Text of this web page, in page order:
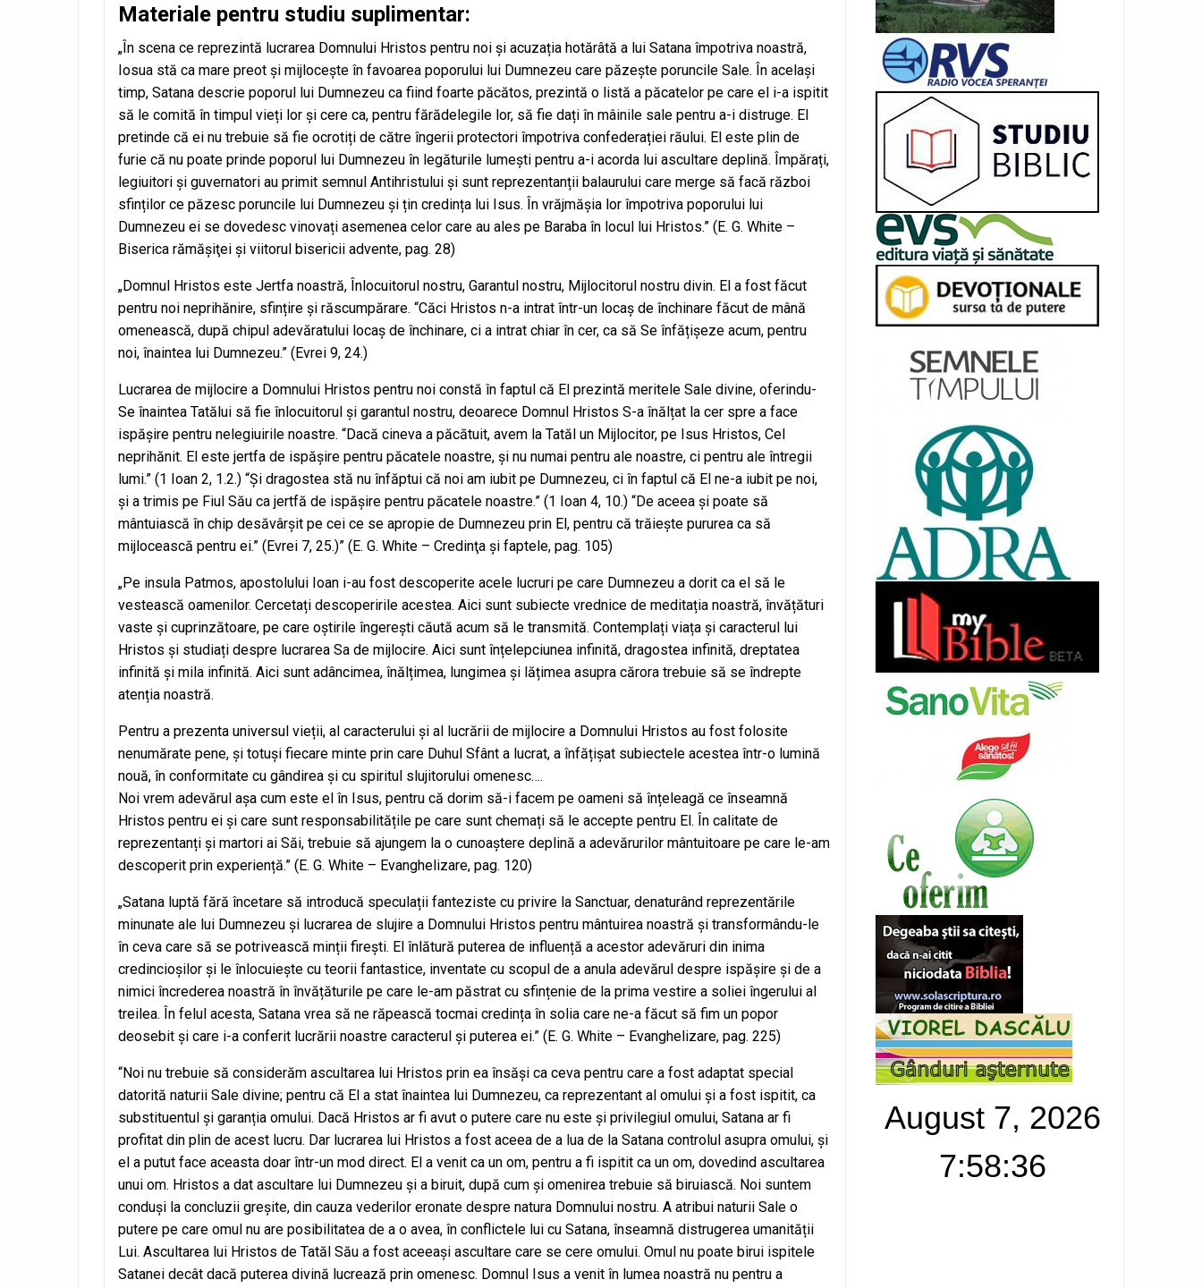
Materiale pentru studiu suplimentar:
„În scena ce reprezintă lucrarea Domnului Hristos pentru noi și acuzația hotărâtă a lui Satana împotriva noastră,
Iosua stă ca mare preot și mijlocește în favoarea poporului lui Dumnezeu care păzește poruncile Sale. În același
timp, Satana descrie poporul lui Dumnezeu ca fiind foarte păcătos, prezintă o listă a păcatelor pe care el i-a ispitit
să le comită în timpul vieți lor și cere ca, pentru fărădelegile lor, să fie dați în mâinile sale pentru a-i distruge. El
pretinde că ei nu trebuie să fie ocrotiți de către îngerii protectori împotriva confederației răului. El este plin de
furie că nu poate prinde poporul lui Dumnezeu în legăturile lumești pentru a-i acorda lui ascultare deplină. Împărați,
legiuitori și guvernatori au primit semnul Antihristului și sunt reprezentanții balaurului care merge să facă război
sfinților ce păzesc poruncile lui Dumnezeu și țin credința lui Isus. În vrăjmășia lor împotriva poporului lui
Dumnezeu ei se dovedesc vinovați asemenea celor care au ales pe Baraba în locul lui Hristos.” (E. G. White –
Biserica rămăşiţei şi viitorul bisericii advente, pag. 28)
„Domnul Hristos este Jertfa noastră, Înlocuitorul nostru, Garantul nostru, Mijlocitorul nostru divin. El a fost făcut
pentru noi neprihănire, sfințire și răscumpărare. “Căci Hristos n-a intrat într-un locaș de închinare făcut de mână
omenească, după chipul adevăratului locaș de închinare, ci a intrat chiar în cer, ca să Se înfățișeze acum, pentru
noi, înaintea lui Dumnezeu.” (Evrei 9, 24.)
Lucrarea de mijlocire a Domnului Hristos pentru noi constă în faptul că El prezintă meritele Sale divine, oferindu-
Se înaintea Tatălui să fie înlocuitorul și garantul nostru, deoarece Domnul Hristos S-a înălțat la cer spre a face
ispășire pentru nelegiuirile noastre. “Dacă cineva a păcătuit, avem la Tatăl un Mijlocitor, pe Isus Hristos, Cel
neprihănit. El este jertfa de ispășire pentru păcatele noastre, și nu numai pentru ale noastre, ci pentru ale întregii
lumi.” (1 Ioan 2, 1.2.) “Și dragostea stă nu înfăptui că noi am iubit pe Dumnezeu, ci în faptul că El ne-a iubit pe noi,
și a trimis pe Fiul Său ca jertfă de ispășire pentru păcatele noastre.” (1 Ioan 4, 10.) “De aceea și poate să
mântuiască în chip desăvârșit pe cei ce se apropie de Dumnezeu prin El, pentru că trăiește pururea ca să
mijlocească pentru ei.” (Evrei 7, 25.)” (E. G. White – Credinţa şi faptele, pag. 105)
„Pe insula Patmos, apostolului Ioan i-au fost descoperite acele lucruri pe care Dumnezeu a dorit ca el să le
vestească oamenilor. Cercetați descoperirile acestea. Aici sunt subiecte vrednice de meditația noastră, învățături
vaste și cuprinzătoare, pe care oștirile îngerești căută acum să le transmită. Contemplați viața și caracterul lui
Hristos și studiați despre lucrarea Sa de mijlocire. Aici sunt înțelepciunea infinită, dragostea infinită, dreptatea
infinită și mila infinită. Aici sunt adâncimea, înălțimea, lungimea și lățimea asupra cărora trebuie să se îndrepte
atenția noastră.
Pentru a prezenta universul vieții, al caracterului și al lucrării de mijlocire a Domnului Hristos au fost folosite
nenumărate pene, și totuși fiecare minte prin care Duhul Sfânt a lucrat, a înfățișat subiectele acestea într-o lumină
nouă, în conformitate cu gândirea și cu spiritul slujitorului omenesc….
Noi vrem adevărul așa cum este el în Isus, pentru că dorim să-i facem pe oameni să înțeleagă ce înseamnă
Hristos pentru ei și care sunt responsabilitățile pe care sunt chemați să le accepte pentru El. În calitate de
reprezentanți și martori ai Săi, trebuie să ajungem la o cunoaștere deplină a adevărurilor mântuitoare pe care le-am
descoperit prin experiență.” (E. G. White – Evanghelizare, pag. 120)
„Satana luptă fără încetare să introducă speculații fanteziste cu privire la Sanctuar, denaturând reprezentările
minunate ale lui Dumnezeu și lucrarea de slujire a Domnului Hristos pentru mântuirea noastră și transformându-le
în ceva care să se potrivească minții firești. El înlătură puterea de influență a acestor adevăruri din inima
credincioșilor și le înlocuiește cu teorii fantastice, inventate cu scopul de a anula adevărul despre ispășire și de a
nimici încrederea noastră în învățăturile pe care le-am păstrat cu sfințenie de la prima vestire a soliei îngerului al
treilea. În felul acesta, Satana vrea să ne răpească tocmai credința în solia care ne-a făcut să fim un popor
deosebit și care i-a conferit lucrării noastre caracterul și puterea ei.” (E. G. White – Evanghelizare, pag. 225)
“Noi nu trebuie să considerăm ascultarea lui Hristos prin ea însăși ca ceva pentru care a fost adaptat special
datorită naturii Sale divine; pentru că El a stat înaintea lui Dumnezeu, ca reprezentant al omului și a fost ispitit, ca
substituentul și garanția omului. Dacă Hristos ar fi avut o putere care nu este și privilegiul omului, Satana ar fi
profitat din plin de acest lucru. Dar lucrarea lui Hristos a fost aceea de a lua de la Satana controlul asupra omului, și
el a putut face aceasta doar într-un mod direct. El a venit ca un om, pentru a fi ispitit ca un om, dovedind ascultarea
unui om. Hristos a dat ascultare lui Dumnezeu și a biruit, după cum și omenirea trebuie să biruiască. Noi suntem
conduși la concluzii greșite, din cauza vederilor eronate despre natura Domnului nostru. A atribui naturii Sale o
putere pe care omul nu are posibilitatea de a o avea, în conflictele lui cu Satana, înseamnă distrugerea umanității
Lui. Ascultarea lui Hristos de Tatăl Său a fost aceeași ascultare care se cere omului. Omul nu poate birui ispitele
Satanei decât dacă puterea divină lucrează prin omenesc. Domnul Isus a venit în lumea noastră nu pentru a
August 7, 2026
7:58:37